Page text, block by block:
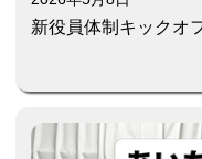
新役員体制キックオ